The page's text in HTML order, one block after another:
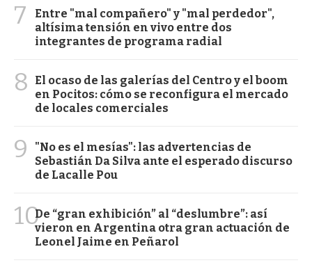
7
Entre "mal compañero" y "mal perdedor",
altísima tensión en vivo entre dos
integrantes de programa radial
8
El ocaso de las galerías del Centro y el boom
en Pocitos: cómo se reconfigura el mercado
de locales comerciales
9
"No es el mesías": las advertencias de
Sebastián Da Silva ante el esperado discurso
de Lacalle Pou
10De “gran exhibición” al “deslumbre”: así
vieron en Argentina otra gran actuación de
Leonel Jaime en Peñarol